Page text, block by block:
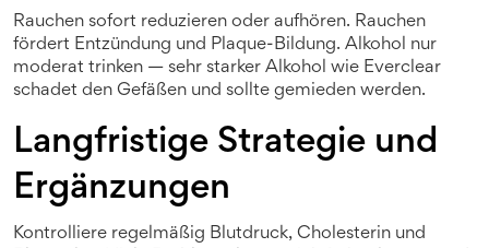
Rauchen sofort reduzieren oder aufhören. Rauchen
fördert Entzündung und Plaque-Bildung. Alkohol nur
moderat trinken — sehr starker Alkohol wie Everclear
schadet den Gefäßen und sollte gemieden werden.
Langfristige Strategie und
Ergänzungen
Kontrolliere regelmäßig Blutdruck, Cholesterin und